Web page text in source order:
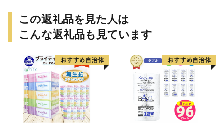
この返礼品を見た人は
こんな返礼品も見ています